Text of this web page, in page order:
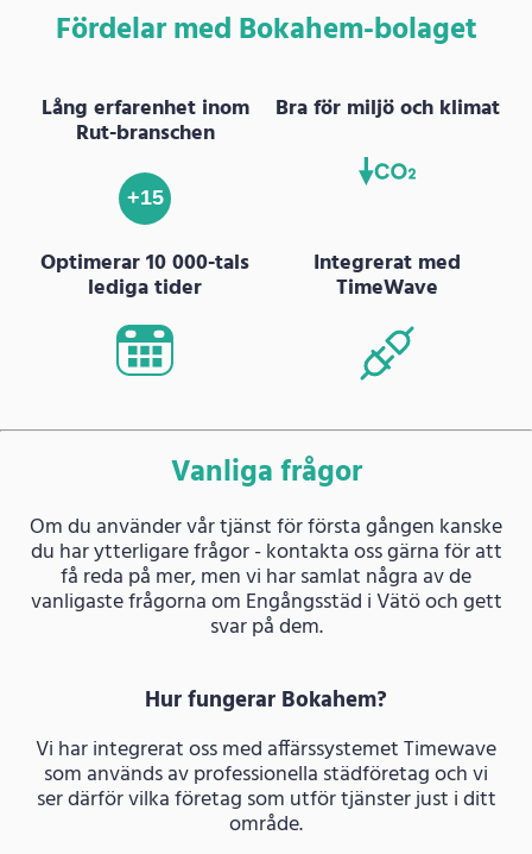
Fördelar med Bokahem-bolaget
Lång erfarenhet inom
Rut-branschen
+15
Bra för miljö och klimat
Optimerar 10 000-tals
lediga tider
Integrerat med
TimeWave
Vanliga frågor
Om du använder vår tjänst för första gången kanske
du har ytterligare frågor - kontakta oss gärna för att
få reda på mer, men vi har samlat några av de
vanligaste frågorna om Engångsstäd i Vätö och gett
svar på dem.
Hur fungerar Bokahem?
Vi har integrerat oss med affärssystemet Timewave
som används av professionella städföretag och vi
ser därför vilka företag som utför tjänster just i ditt
område.